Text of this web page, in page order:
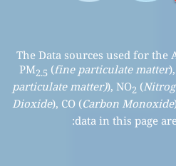
The Data sources used for
PM2.5(fine particulate matter
particulate matter)), NO2 (
Dioxide), CO (Carbon
data in this page